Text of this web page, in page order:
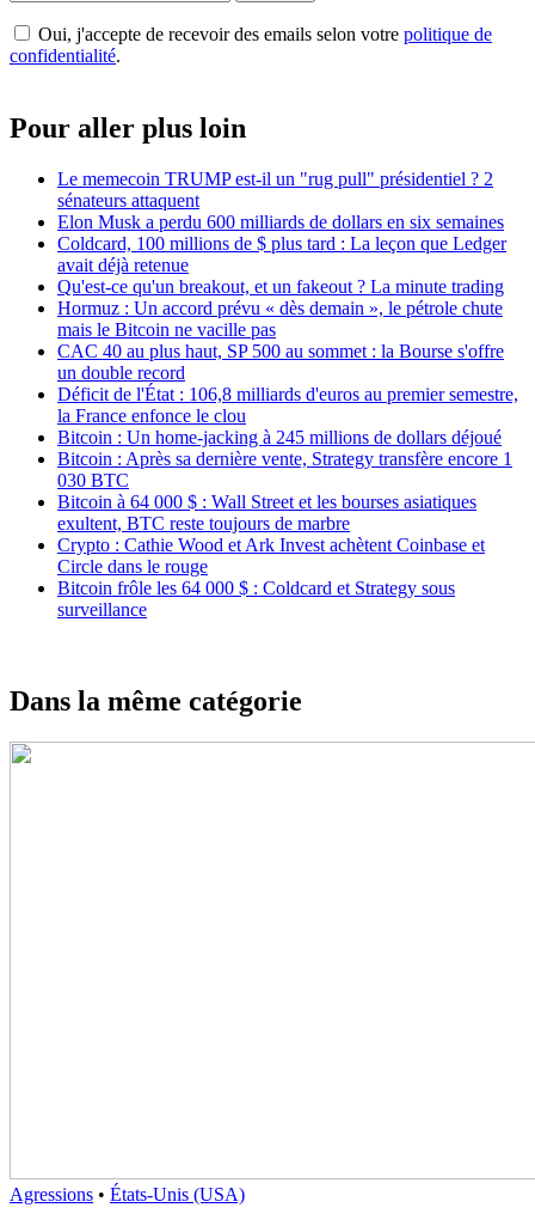
Oui, j'accepte de recevoir des emails selon votre politique de
confidentialité.
Pour aller plus loin
Le memecoin TRUMP est-il un "rug pull" présidentiel ? 2
sénateurs attaquent
Elon Musk a perdu 600 milliards de dollars en six semaines
Coldcard, 100 millions de $ plus tard : La leçon que Ledger
avait déjà retenue
Qu'est-ce qu'un breakout, et un fakeout ? La minute trading
Hormuz : Un accord prévu « dès demain », le pétrole chute
mais le Bitcoin ne vacille pas
CAC 40 au plus haut, SP 500 au sommet : la Bourse s'offre
un double record
Déficit de l'État : 106,8 milliards d'euros au premier semestre,
la France enfonce le clou
Bitcoin : Un home-jacking à 245 millions de dollars déjoué
Bitcoin : Après sa dernière vente, Strategy transfère encore 1
030 BTC
Bitcoin à 64 000 $ : Wall Street et les bourses asiatiques
exultent, BTC reste toujours de marbre
Crypto : Cathie Wood et Ark Invest achètent Coinbase et
Circle dans le rouge
Bitcoin frôle les 64 000 $ : Coldcard et Strategy sous
surveillance
Dans la même catégorie
Agressions • États-Unis (USA)